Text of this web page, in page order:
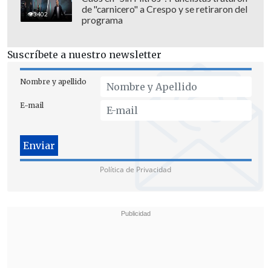
3402
de "carnicero" a Crespo y se retiraron del
programa
Suscríbete a nuestro newsletter
Nombre y apellido
E-mail
Política de Privacidad